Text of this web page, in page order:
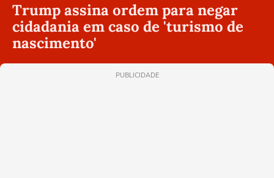
Trump assina ordem para negar
cidadania em caso de 'turismo de
nascimento'
PUBLICIDADE